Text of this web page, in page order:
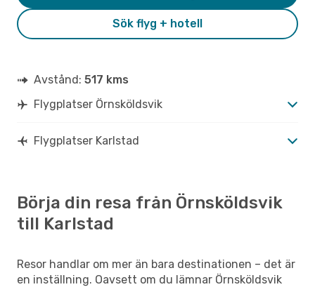
Sök flyg + hotell
Avstånd: 517 kms
Flygplatser Örnsköldsvik
Flygplatser Karlstad
Börja din resa från Örnsköldsvik
till Karlstad
Resor handlar om mer än bara destinationen – det är
en inställning. Oavsett om du lämnar Örnsköldsvik